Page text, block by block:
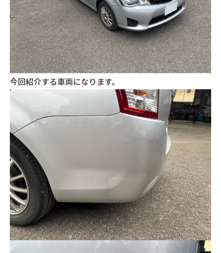
今回紹介する車両になります。